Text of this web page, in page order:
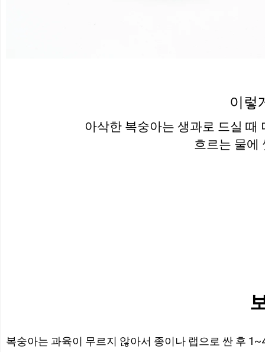
이렇
아삭한 복숭아는 생과로 드실
흐르는 물에
복숭아는 과육이 무르지 않아서 종이나 랩으로 싼 후